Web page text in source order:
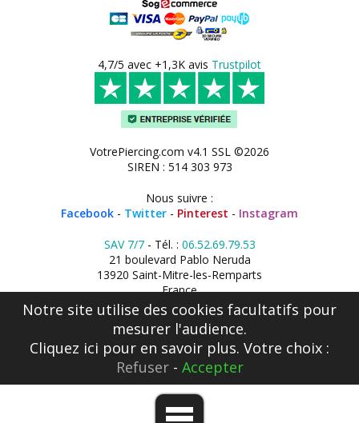
4,7/5 avec +1,3K avis Trustpilot
VotrePiercing.com v4.1 SSL ©2026
SIREN : 514 303 973
Nous suivre :
Facebook - Twitter - Pinterest - Instagram
SAV 7/7- Tél. : 06.52.69.79.53
21 boulevard Pablo Neruda
13920 Saint-Mitre-les-Remparts
France
Notre site utilise des cookies facultatifs pour
mesurer l'audience.
Cliquez ici pour en savoir plus. Votre choix :
Refuser- Accepter